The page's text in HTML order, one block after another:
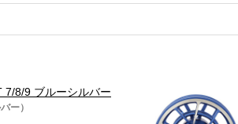
7/8/9 ブルーシルバー
ー）